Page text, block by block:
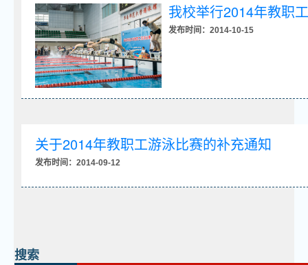
我校举行2014年教职
发布时间：2014-10-15
关于2014年教职工游泳比赛的补充通知
发布时间：2014-09-12
搜索